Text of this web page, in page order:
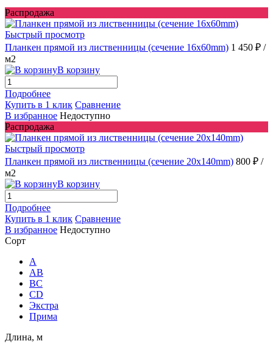
Распродажа
Быстрый просмотр
Планкен прямой из лиственницы (сечение 16х60mm) 1 450 ₽ /
м2
В корзину
Подробнее
Купить в 1 клик Сравнение
В избранное Недоступно
Распродажа
Быстрый просмотр
Планкен прямой из лиственницы (сечение 20х140mm) 800 ₽ /
м2
В корзину
Подробнее
Купить в 1 клик Сравнение
В избранное Недоступно
Сорт
A
AB
ВС
CD
Экстра
Прима
Длина, м